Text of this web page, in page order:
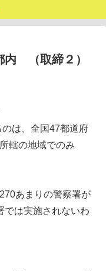
（取締２）
は、全国47都道府
轄の地域でのみ
あまりの警察署が
では実施されないわ